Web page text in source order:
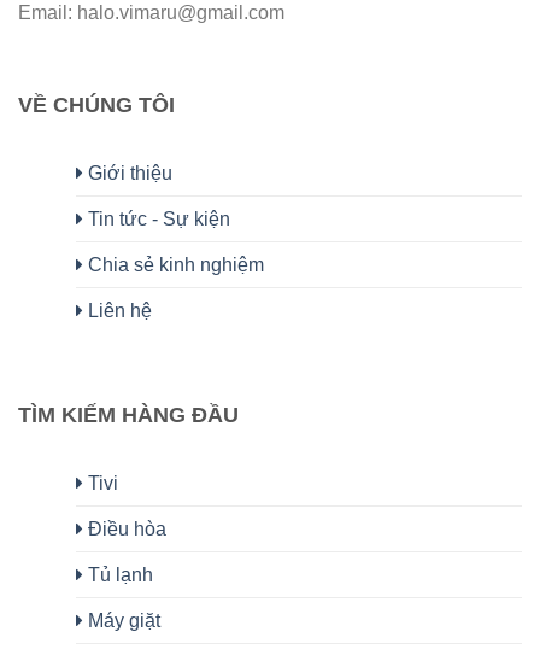
Email: halo.vimaru@gmail.com
VỀ CHÚNG TÔI
Giới thiệu
Tin tức - Sự kiện
Chia sẻ kinh nghiệm
Liên hệ
TÌM KIẾM HÀNG ĐẦU
Tivi
Điều hòa
Tủ lạnh
Máy giặt